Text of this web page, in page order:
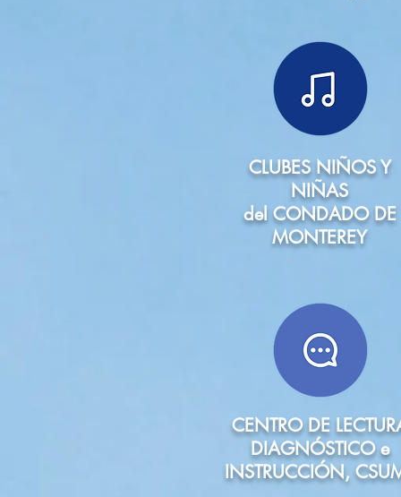
CLUBES NIÑOS Y
NIÑAS
del CONDADO DE
MONTEREY
CENTRO DE
DIAGNÓSTICO e
INSTRUCCIÓN,